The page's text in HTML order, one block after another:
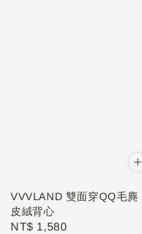
VVVLAND 雙面穿QQ毛麂
皮絨背心
Regular
NT$ 1,580